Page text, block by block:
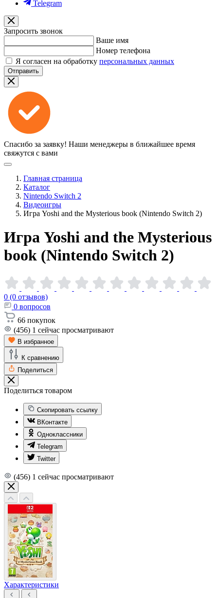
Telegram
Запросить звонок
Ваше имя
Номер телефона
Я согласен на обработку персональных данных
Отправить
Спасибо за заявку! Наши менеджеры в ближайшее время
свяжутся с вами
Главная страница
Каталог
Nintendo Switch 2
Видеоигры
Игра Yoshi and the Mysterious book (Nintendo Switch 2)
Игра Yoshi and the Mysterious
book (Nintendo Switch 2)
0 (0 отзывов)
0 вопросов
66 покупок
(456) 1 сейчас просматривают
В избранное
К сравнению
Поделиться
Поделиться товаром
Скопировать ссылку
ВКонтакте
Одноклассники
Telegram
Twitter
(456) 1 сейчас просматривают
Характеристики